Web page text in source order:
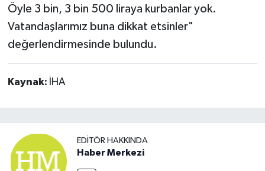
Öyle 3 bin, 3 bin 500 liraya kurbanlar yok.
Vatandaşlarımız buna dikkat etsinler"
değerlendirmesinde bulundu.
Kaynak: İHA
EDITÖR HAKKINDA
Haber Merkezi